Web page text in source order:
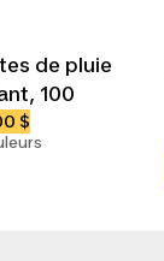
de pluie
100
$